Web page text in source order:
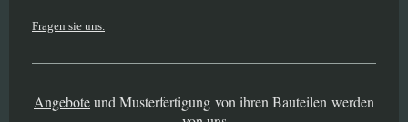
Fragen sie uns.
Angeboteund Musterfertigung von ihren Bauteilen werden